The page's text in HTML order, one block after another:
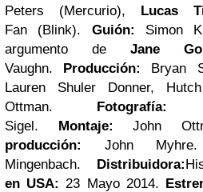
Peters (Mercurio), Lucas
Fan (Blink). Guión: Simon
argumento de Jane
Vaughn. Producción:
Bryan
Lauren Shuler Donner,
Ottman. Fotografía:
Sigel. Montaje: John
producción:
John
Mingenbach. Distribuidora:
en USA: 23 Mayo 2014.